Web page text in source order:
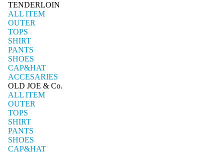
TENDERLOIN
ALL ITEM
OUTER
TOPS
SHIRT
PANTS
SHOES
CAP&HAT
ACCESARIES
OLD JOE & Co.
ALL ITEM
OUTER
TOPS
SHIRT
PANTS
SHOES
CAP&HAT